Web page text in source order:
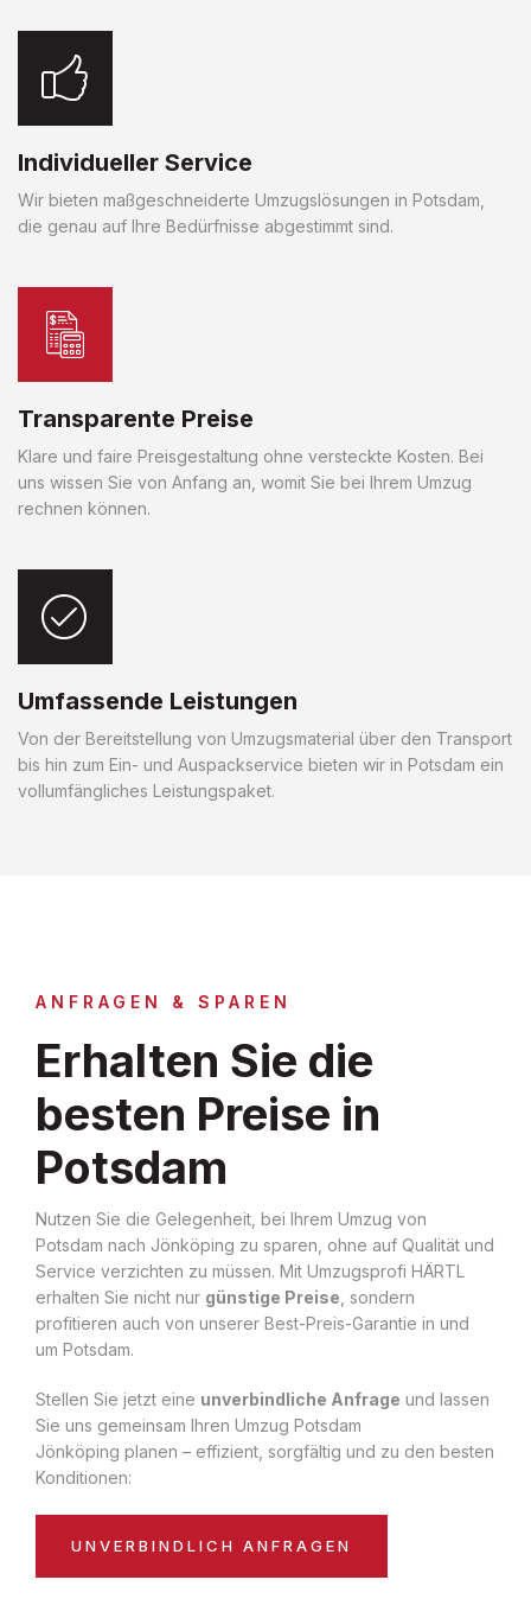
Individueller Service
Wir bieten maßgeschneiderte Umzugslösungen in Potsdam,
die genau auf Ihre Bedürfnisse abgestimmt sind.
Transparente Preise
Klare und faire Preisgestaltung ohne versteckte Kosten. Bei
uns wissen Sie von Anfang an, womit Sie bei Ihrem Umzug
rechnen können.
Umfassende Leistungen
Von der Bereitstellung von Umzugsmaterial über den Transport
bis hin zum Ein- und Auspackservice bieten wir in Potsdam ein
vollumfängliches Leistungspaket.
ANFRAGEN & SPAREN
Erhalten Sie die
besten Preise in
Potsdam
Nutzen Sie die Gelegenheit, bei Ihrem Umzug von
Potsdam nach Jönköping zu sparen, ohne auf Qualität und
Service verzichten zu müssen. Mit Umzugsprofi HÄRTL
erhalten Sie nicht nur günstige Preise , sondern
profitieren auch von unserer Best-Preis-Garantie in und
um Potsdam.
Stellen Sie jetzt eine unverbindliche Anfrage und lassen
Sie uns gemeinsam Ihren Umzug Potsdam
Jönköping planen – effizient, sorgfältig und zu den besten
Konditionen:
UNVERBINDLICH ANFRAGEN